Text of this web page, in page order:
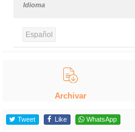
Idioma
Español
Archivar
Tweet Like WhatsApp